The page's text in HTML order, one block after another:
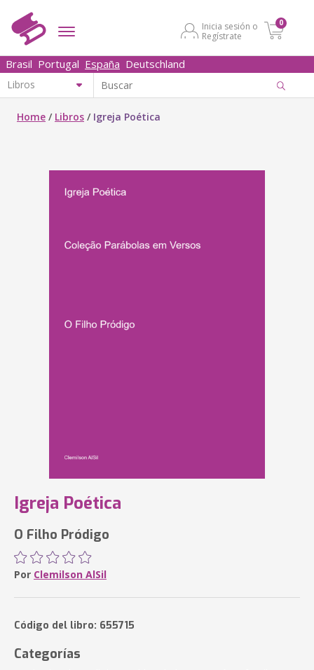
Inicia sesión o
Regístrate
0
Brasil Portugal España Deutschland
Home / Libros / Igreja Poética
Igreja Poética
O Filho Pródigo
Por Clemilson AlSil
Código del libro: 655715
Categorías